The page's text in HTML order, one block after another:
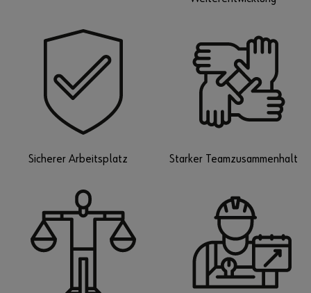
Sicherer Arbeitsplatz Starker Teamzusammenhalt